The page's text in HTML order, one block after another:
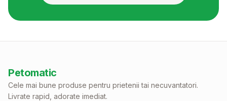
Petomatic
Cele mai bune produse pentru prietenii tai necuvantatori.
Livrate rapid, adorate imediat.